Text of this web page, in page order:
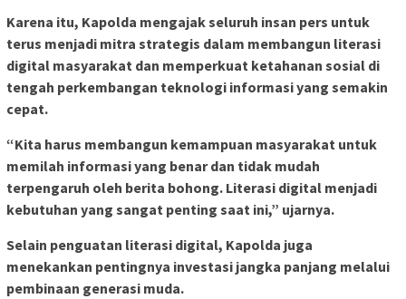
Karena itu, Kapolda mengajak seluruh insan pers untuk
terus menjadi mitra strategis dalam membangun literasi
digital masyarakat dan memperkuat ketahanan sosial di
tengah perkembangan teknologi informasi yang semakin
cepat.
“Kita harus membangun kemampuan masyarakat untuk
memilah informasi yang benar dan tidak mudah
terpengaruh oleh berita bohong. Literasi digital menjadi
kebutuhan yang sangat penting saat ini,” ujarnya.
Selain penguatan literasi digital, Kapolda juga
menekankan pentingnya investasi jangka panjang melalui
pembinaan generasi muda.